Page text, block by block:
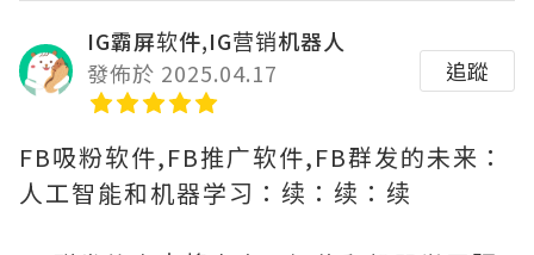
IG霸屏软件,IG营销机器人
發佈於 2025.04.17
追蹤
FB吸粉软件,FB推广软件,FB群发的未来：
人工智能和机器学习：续：续：续